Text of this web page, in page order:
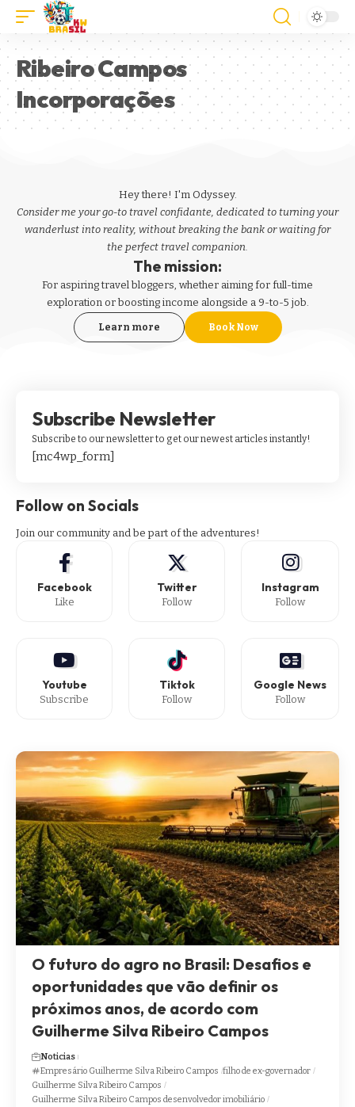
Ribeiro Campos
Incorporações
Hey there! I'm Odyssey.
Consider me your go-to travel confidante, dedicated to turning your
wanderlust into reality, without breaking the bank or waiting for
the perfect travel companion.
The mission:
For aspiringtravel bloggers, whether aiming for full-time
exploration or boosting income alongside a 9-to-5 job.
Learn more Book Now
Subscribe Newsletter
Subscribe to our newsletter to get our newest articles instantly!
[mc4wp_form]
Follow on Socials
Join our community and be part of the adventures!
Facebook
Like
Twitter
Follow
Instagram
Follow
Youtube
Subscribe
Tiktok
Follow
Google News
Follow
O futuro do agro no Brasil: Desafios e
oportunidades que vão definir os
próximos anos, de acordo com
Guilherme Silva Ribeiro Campos
Noticias
Empresário Guilherme Silva Ribeiro Campos filho de ex-governador
Guilherme Silva Ribeiro Campos
Guilherme Silva Ribeiro Campos desenvolvedor imobiliário